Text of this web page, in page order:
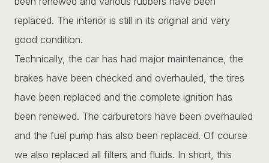
replaced. The interior is still in its original and very
good condition.
Technically, the car has had major maintenance, the
brakes have been checked and overhauled, the tires
have been replaced and the complete ignition has
been renewed. The carburetors have been overhauled
and the fuel pump has also been replaced. Of course
we also replaced all filters and fluids. In short, this